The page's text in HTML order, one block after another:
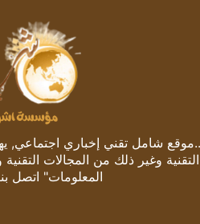
شامل تقني إخباري اجتماعي,
وغير ذلك من المجالات
المعلومات" اتصل